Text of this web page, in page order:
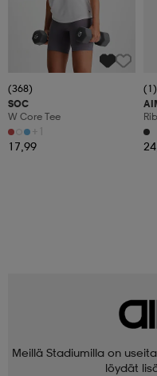
(368)
SOC
W Core Tee
+1
17,99
(1)
Meillä Stadiumilla on
löydät